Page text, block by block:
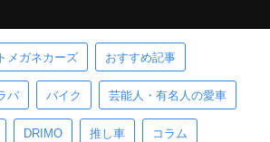
メガネカーズ おすすめ記事
バ バイク 芸能人・有名人の愛車
DRIMO 推し車 コラム